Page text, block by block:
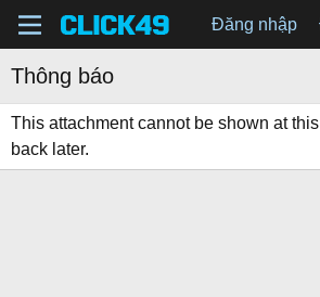
Đăng nhập
Thông báo
This attachment cannot be shown at
back later.